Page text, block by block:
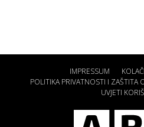
IMPRESSUM
POLITIKA PRIVATNOSTI I ZAŠTITA
UVJETI